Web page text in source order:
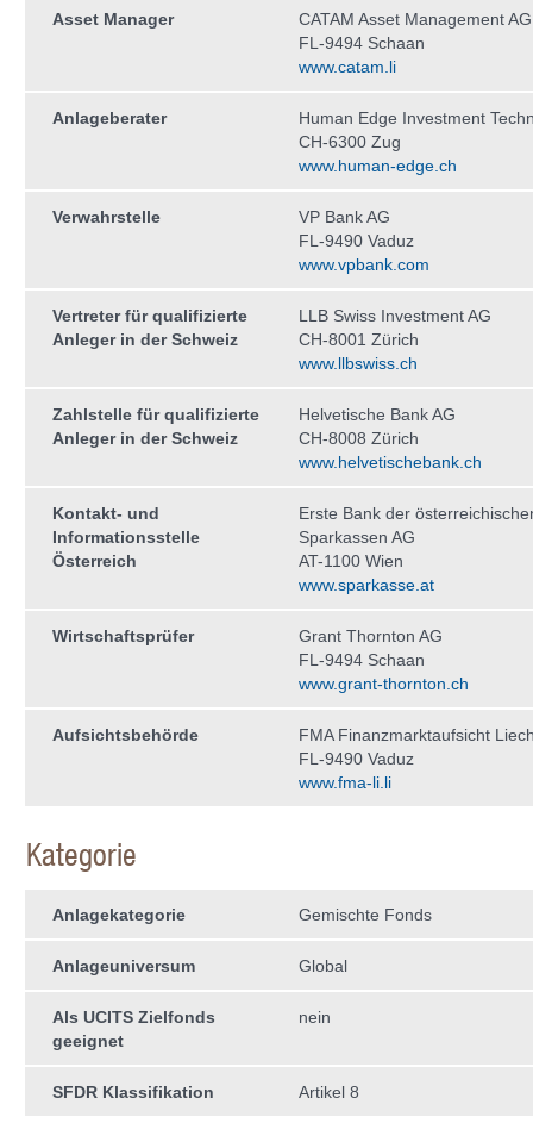
Asset Manager
CATAM Asset Management AG
FL-9494 Schaan
www.catam.li
Anlageberater
Human Edge Investment
CH-6300 Zug
www.human-edge.ch
Verwahrstelle
VP Bank AG
FL-9490 Vaduz
www.vpbank.com
Vertreter für qualifizierte
Anleger in der Schweiz
LLB Swiss Investment AG
CH-8001 Zürich
www.llbswiss.ch
Zahlstelle für qualifizierte
Anleger in der Schweiz
Helvetische Bank AG
CH-8008 Zürich
www.helvetischebank.ch
Kontakt- und
Informationsstelle
Österreich
Erste Bank der
Sparkassen AG
AT-1100 Wien
www.sparkasse.at
Wirtschaftsprüfer
Grant Thornton AG
FL-9494 Schaan
www.grant-thornton.ch
Aufsichtsbehörde
FMA Finanzmarktaufsicht
FL-9490 Vaduz
www.fma-li.li
Kategorie
Anlagekategorie Gemischte Fonds
Anlageuniversum Global
Als UCITS Zielfonds
geeignet
nein
SFDR Klassifikation Artikel 8